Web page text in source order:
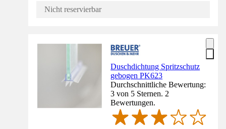
Nicht reservierbar
Duschdichtung Spritzschutz
gebogen PK623
Durchschnittliche Bewertung:
3 von 5 Sternen. 2
Bewertungen.